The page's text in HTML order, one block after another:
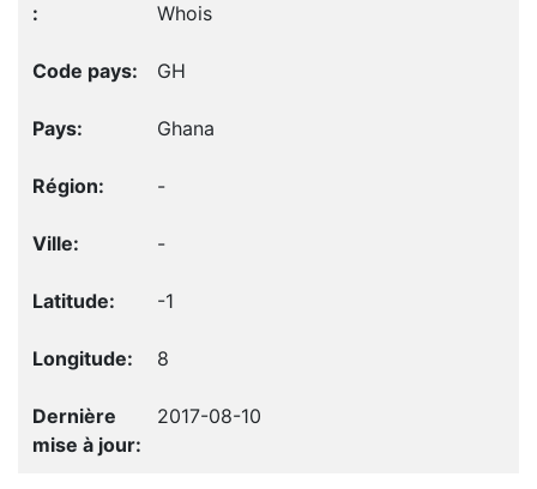
Whois
GH
Ghana
-
-
-1
8
2017-08-10